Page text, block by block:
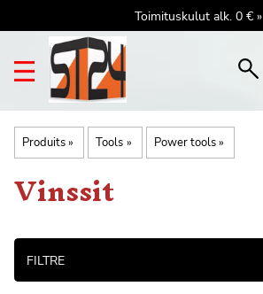
Toimituskulut alk. 0 € »
Produits‪» Tools ‪» Power tools‪»
Vinssit
FILTRE